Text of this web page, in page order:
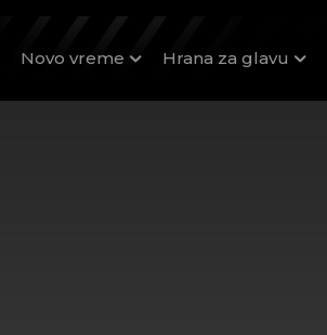
Novo vreme Hrana za glavu